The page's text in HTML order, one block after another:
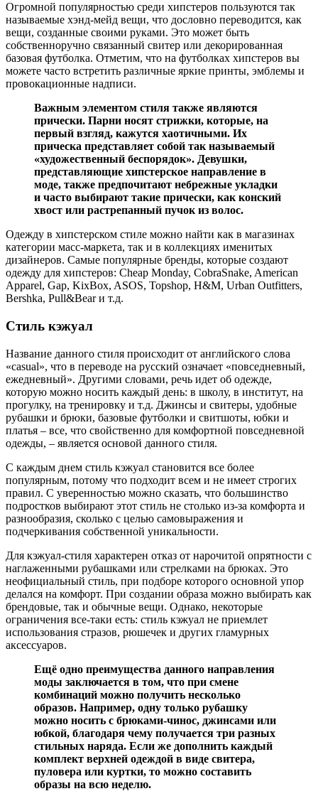
Огромной популярностью среди хипстеров пользуются так
называемые хэнд-мейд вещи, что дословно переводится, как
вещи, созданные своими руками. Это может быть
собственноручно связанный свитер или декорированная
базовая футболка. Отметим, что на футболках хипстеров вы
можете часто встретить различные яркие принты, эмблемы и
провокационные надписи.
Важным элементом стиля также являются
прически. Парни носят стрижки, которые, на
первый взгляд, кажутся хаотичными. Их
прическа представляет собой так называемый
«художественный беспорядок». Девушки,
представляющие хипстерское направление в
моде, также предпочитают небрежные укладки
и часто выбирают такие прически, как конский
хвост или растрепанный пучок из волос.
Одежду в хипстерском стиле можно найти как в магазинах
категории масс-маркета, так и в коллекциях именитых
дизайнеров. Самые популярные бренды, которые создают
одежду для хипстеров: Cheap Monday, CobraSnake, American
Apparel, Gap, KixBox, ASOS, Topshop, H&M, Urban Outfitters,
Bershka, Pull&Bear и т.д.
Стиль кэжуал
Название данного стиля происходит от английского слова
«casual», что в переводе на русский означает «повседневный,
ежедневный». Другими словами, речь идет об одежде,
которую можно носить каждый день: в школу, в институт, на
прогулку, на тренировку и т.д. Джинсы и свитеры, удобные
рубашки и брюки, базовые футболки и свитшоты, юбки и
платья – все, что свойственно для комфортной повседневной
одежды, – является основой данного стиля.
С каждым днем стиль кэжуал становится все более
популярным, потому что подходит всем и не имеет строгих
правил. С уверенностью можно сказать, что большинство
подростков выбирают этот стиль не столько из-за комфорта и
разнообразия, сколько с целью самовыражения и
подчеркивания собственной уникальности.
Для кэжуал-стиля характерен отказ от нарочитой опрятности с
наглаженными рубашками или стрелками на брюках. Это
неофициальный стиль, при подборе которого основной упор
делался на комфорт. При создании образа можно выбирать как
брендовые, так и обычные вещи. Однако, некоторые
ограничения все-таки есть: стиль кэжуал не приемлет
использования стразов, рюшечек и других гламурных
аксессуаров.
Ещё одно преимущества данного направления
моды заключается в том, что при смене
комбинаций можно получить несколько
образов. Например, одну только рубашку
можно носить с брюками-чинос, джинсами или
юбкой, благодаря чему получается три разных
стильных наряда. Если же дополнить каждый
комплект верхней одеждой в виде свитера,
пуловера или куртки, то можно составить
образы на всю неделю.